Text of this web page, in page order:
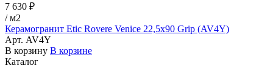
7 630 ₽
/ м2
Керамогранит Etic Rovere Venice 22,5x90 Grip (AV4Y)
Арт. AV4Y
В корзину В корзине
Каталог